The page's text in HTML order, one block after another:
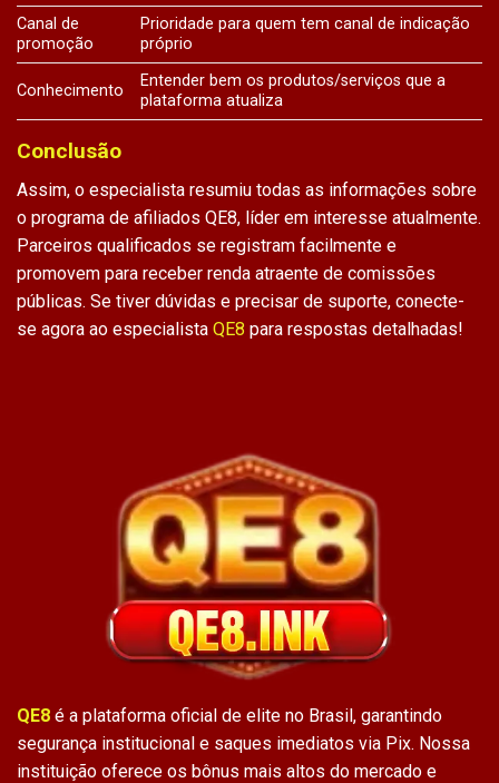
Canal de
promoção
Prioridade para quem tem canal de indicação
próprio
Conhecimento
Entender bem os produtos/serviços que a
plataforma atualiza
Conclusão
Assim, o especialista resumiu todas as informações sobre
o programa de afiliados QE8, líder em interesse atualmente.
Parceiros qualificados se registram facilmente e
promovem para receber renda atraente de comissões
públicas. Se tiver dúvidas e precisar de suporte, conecte-
se agora ao especialista QE8 para respostas detalhadas!
QE8 é a plataforma oficial de elite no Brasil, garantindo
segurança institucional e saques imediatos via Pix. Nossa
instituição oferece os bônus mais altos do mercado e